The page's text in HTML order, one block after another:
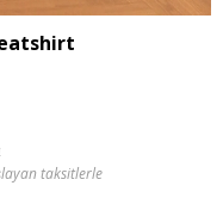
taksitlerle